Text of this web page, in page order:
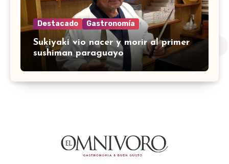
Destacado Gastronomía
Sukiyaki vio nacer y morir al primer
sushiman paraguayo